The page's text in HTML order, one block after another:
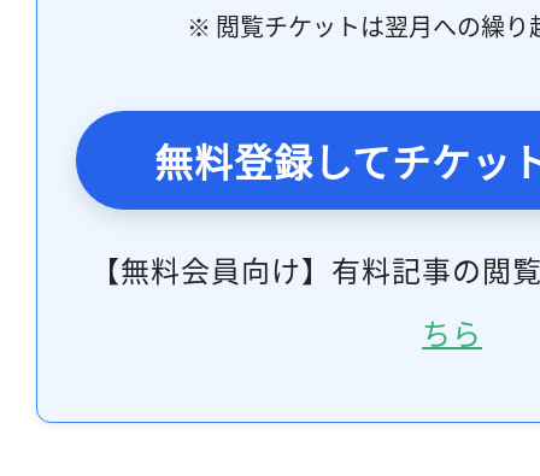
※ 閲覧チケットは翌月への繰り
無料登録してチケッ
【無料会員向け】有料記事の閲
ちら